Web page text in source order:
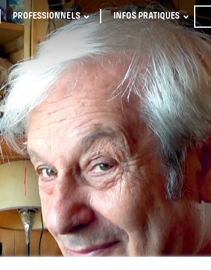
PROFESSIONNELS INFOS PRATIQUES